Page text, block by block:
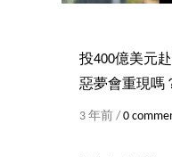
投400億美元
惡夢會重現嗎
3 年前 / 0